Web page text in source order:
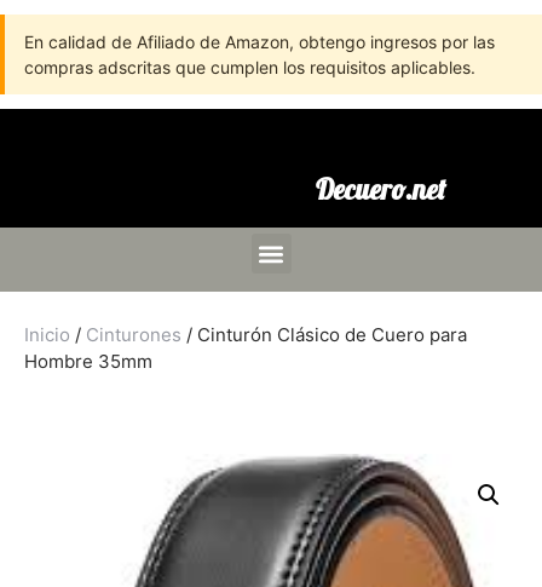
En calidad de Afiliado de Amazon, obtengo ingresos por las
compras adscritas que cumplen los requisitos aplicables.
Decuero.net
Inicio / Cinturones / Cinturón Clásico de Cuero para
Hombre 35mm